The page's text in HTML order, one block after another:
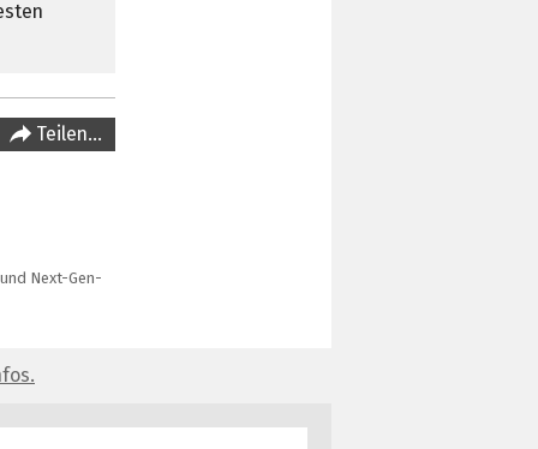
Teilen…
Next-Gen-